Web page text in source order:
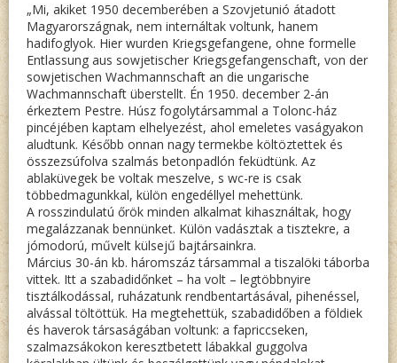
„Mi, akiket 1950 decemberében a Szovjetunió átadott
Magyarországnak, nem internáltak voltunk, hanem
hadifoglyok. Hier wurden Kriegsgefangene, ohne formelle
Entlassung aus sowjetischer Kriegsgefangenschaft, von der
sowjetischen Wachmannschaft an die ungarische
Wachmannschaft überstellt. Én 1950. december 2-án
érkeztem Pestre. Húsz fogolytársammal a Tolonc-ház
pincéjében kaptam elhelyezést, ahol emeletes vaságyakon
aludtunk. Később onnan nagy termekbe költöztettek és
összezsúfolva szalmás betonpadlón feküdtünk. Az
ablaküvegek be voltak meszelve, s wc-re is csak
többedmagunkkal, külön engedéllyel mehettünk.
A rosszindulatú őrök minden alkalmat kihasználtak, hogy
megalázzanak bennünket. Külön vadásztak a tisztekre, a
jómodorú, művelt külsejű bajtársainkra.
Március 30-án kb. háromszáz társammal a tiszalöki táborba
vittek. Itt a szabadidőnket – ha volt – legtöbbnyire
tisztálkodással, ruházatunk rendbentartásával, pihenéssel,
alvással töltöttük. Ha megtehettük, szabadidőben a földiek
és haverok társaságában voltunk: a fapriccseken,
szalmazsákokon keresztbetett lábakkal guggolva